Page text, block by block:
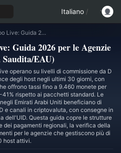
Italiano /
Monete Bulk Poppo Live: Guida 2026 per le Agenzie (Arabia Saudita/EAU)
Guida 2026 per le Agenzie
EAU)
operano su livelli di commissione da D
degli host negli ultimi 30 giorni, con
offrono tassi fino a 9.460 monete per
rispetto ai pacchetti standard. Le
Emirati Arabi Uniti beneficiano di
e canali in criptovaluta, con consegne in
dell'UID. Questa guida copre le strutture
pagamenti regionali, la verifica della
per le agenzie che gestiscono più di
host attivi.